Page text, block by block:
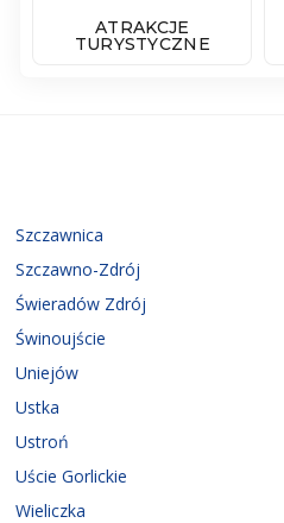
ATRAKCJE
TURYSTYCZNE
Szczawnica
Szczawno-Zdrój
Świeradów Zdrój
Świnoujście
Uniejów
Ustka
Ustroń
Uście Gorlickie
Wieliczka